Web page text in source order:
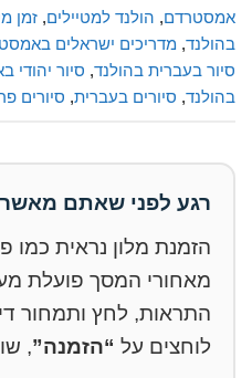
אמסטרדם, הולנד למטיילים, זמן
בהולנד, מדריכים ישראלים
סיור בעברית בהולנד, סיור יהודי
בהולנד, סיורים בעברית, סיורים
רגע לפני שאתם
הזמנת מלון נראית
מאחורי המסך פועלת
התראות, לחץ ותמחור
לוחצים על “הזמנה”,